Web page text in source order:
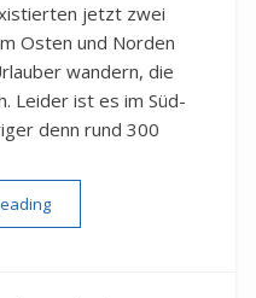
jetzt zwei
Osten und Norden
wandern, die
Leider ist es im Süd-
denn rund 300
“La Palma Vulkanausbruch”